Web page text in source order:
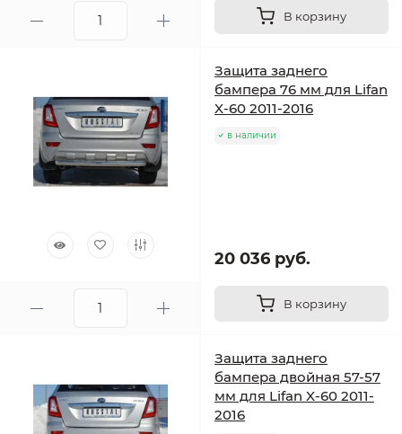
В корзину
Защита заднего
бампера 76 мм для Lifan
X-60 2011-2016
в наличии
20 036 руб.
В корзину
Защита заднего
бампера двойная 57-57
мм для Lifan X-60 2011-
2016